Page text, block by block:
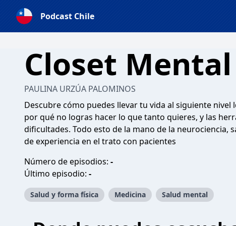
Podcast Chile
Closet Mental
PAULINA URZÚA PALOMINOS
Descubre cómo puedes llevar tu vida al siguiente
por qué no logras hacer lo que tanto quieres, y las
dificultades. Todo esto de la mano de la neurociencia,
de experiencia en el trato con pacientes
Número de episodios: -
Último episodio: -
Salud y forma física Medicina Salud mental